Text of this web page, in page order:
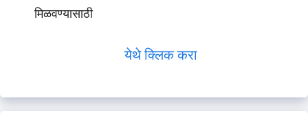
मिळवण्यासाठी
येथे क्लिक करा